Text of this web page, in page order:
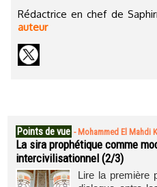
Rédactrice en chef de
auteur
Points de vue - Mohammed El Mahdi
La sira prophétique comme
intercivilisationnel (2/3)
Lire la première